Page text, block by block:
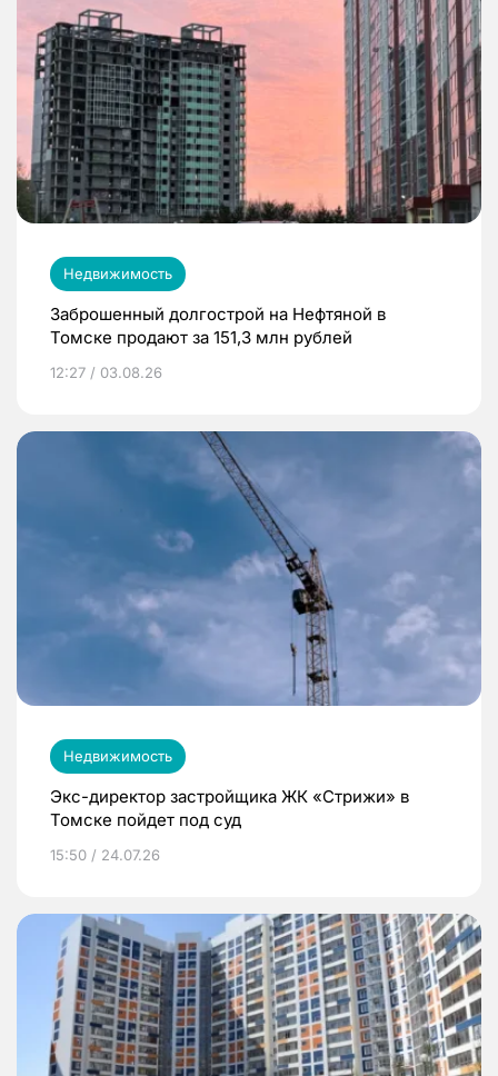
Недвижимость
Заброшенный долгострой на Нефтяной в
Томске продают за 151,3 млн рублей
12:27 / 03.08.26
Недвижимость
Экс-директор застройщика ЖК «Стрижи» в
Томске пойдет под суд
15:50 / 24.07.26